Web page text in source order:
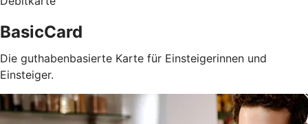
BasicCard
Die guthabenbasierte Karte für Einsteigerinnen und
Einsteiger.